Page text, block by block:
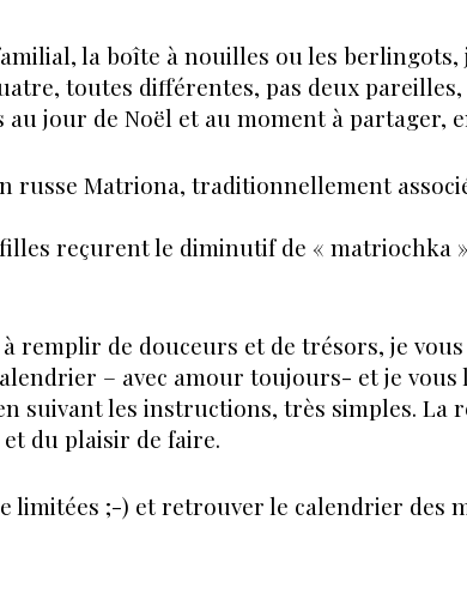
la boîte à nouilles ou les berlingots,
toutes différentes, pas deux
jour de Noël et au moment à partager,
Matriona, traditionnellement
reçurent le diminutif de « matriochka
remplir de douceurs et de trésors, je
– avec amour toujours- et je vous
suivant les instructions, très simples. La
du plaisir de faire.
limitées ;-) et retrouver le calendrier des